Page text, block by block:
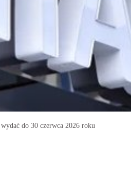
do 30 czerwca 2026 roku